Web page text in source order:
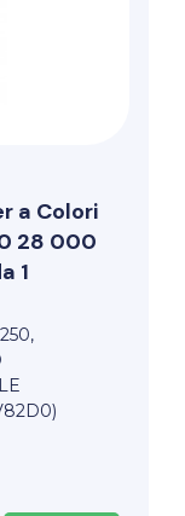
a Colori
28 000
1